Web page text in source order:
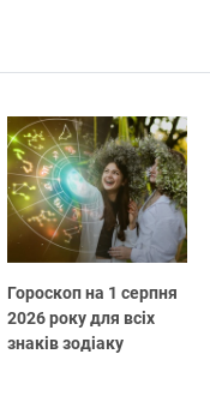
Гороскоп на 1 серпня
2026 року для всіх
знаків зодіаку